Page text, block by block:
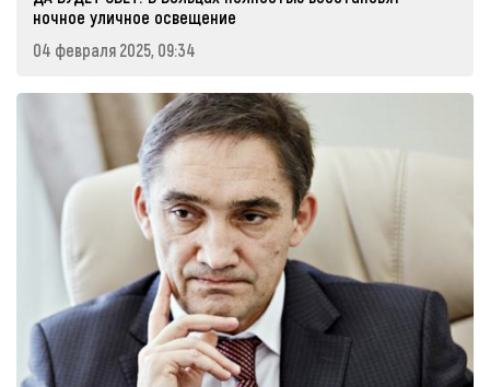
ночное уличное освещение
04 февраля 2025, 09:34